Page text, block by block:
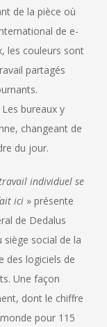
de la pièce où
de e-
les couleurs sont
partagés
bureaux y
changeant de
du jour.
individuel se
ici » présente
de Dedalus
siège social de la
des logiciels de
Une façon
dont le chiffre
pour 115